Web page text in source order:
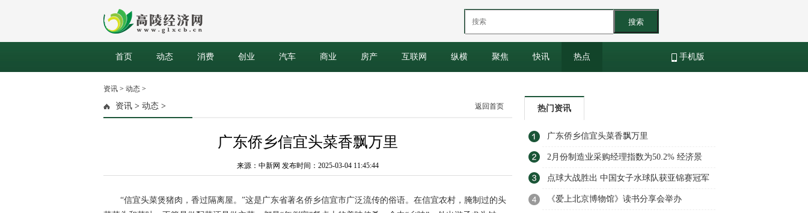
搜索
首页 动态 消费 创业 汽车 商业 房产 互联网 纵横 聚焦 快讯 热点 手机版
资讯 > 动态 >
资讯 > 动态 > 返回首页
广东侨乡信宜头菜香飘万里
来源：中新网 发布时间：2025-03-04 11:45:44
“信宜头菜煲猪肉，香过隔离屋。”这是广东省著名侨乡信宜市广泛流传的俗语。在信宜农村，腌制过的头
热门资讯
广东侨乡信宜头菜香飘万里
2月份制造业采购经理指数为50.2% 经济景
气水平总体回升
点球大战胜出 中国女子水球队获亚锦赛冠军
《爱上北京博物馆》读书分享会举办